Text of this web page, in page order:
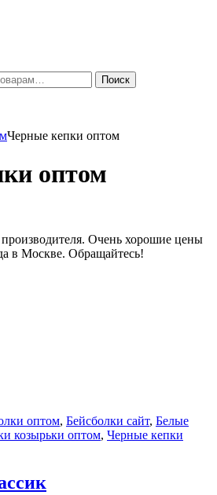
Поиск
Черные кепки оптом
оптом
Очень хорошие цены
в Москве. Обращайтесь!
оптом, Бейсболки сайт, Белые
козырьки оптом, Черные кепки